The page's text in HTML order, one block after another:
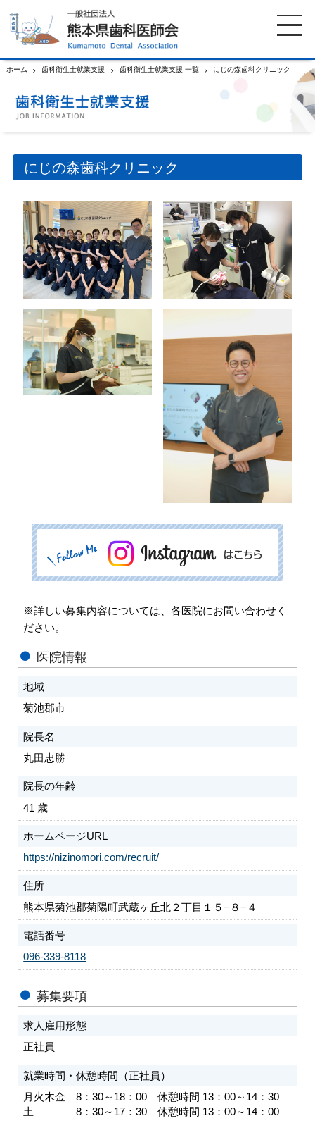
ホーム 歯科衛生士就業支援 歯科衛生士就業支援 一覧 にじの森歯科クリニック
にじの森歯科クリニック
※詳しい募集内容については、各医院にお問い合わせく
ださい。
医院情報
地域
菊池郡市
院長名
丸田忠勝
院長の年齢
41 歳
ホームページURL
https://nizinomori.com/recruit/
住所
熊本県菊池郡菊陽町武蔵ヶ丘北２丁目１５−８−４
電話番号
096-339-8118
募集要項
求人雇用形態
正社員
就業時間・休憩時間（正社員）
月火木金 8：30～18：00 休憩時間 13：00～14：30
土 8：30～17：30 休憩時間 13：00～14：00
ホーム 歯科医師会について
歯科医院検索 休日当番医
イベント案内 歯の豆知識
お知らせ 口腔保健センター
国保組合からのお知らせ 熊本歯科衛生士専門学院
会員専用ページ
サイトマップ